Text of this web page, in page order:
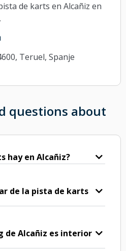
de karts en Alcañiz en
Teruel, Spanje
questions about
hay en Alcañiz?
de la pista de karts
de Alcañiz es interior